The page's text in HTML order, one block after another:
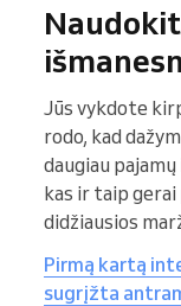
Jūs vykdote
rodo, kad
daugiau
kas ir taip
didžiausios
Pirmą kartą
sugrįžta